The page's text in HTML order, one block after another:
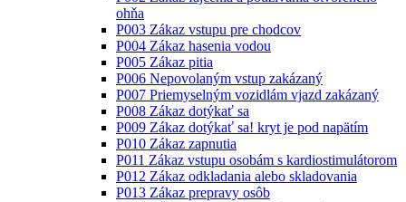
ohňa
P003 Zákaz vstupu pre chodcov
P004 Zákaz hasenia vodou
P005 Zákaz pitia
P006 Nepovolaným vstup zakázaný
P007 Priemyselným vozidlám vjazd zakázaný
P008 Zákaz dotýkať sa
P009 Zákaz dotýkať sa! kryt je pod napätím
P010 Zákaz zapnutia
P011 Zákaz vstupu osobám s kardiostimulátorom
P012 Zákaz odkladania alebo skladovania
P013 Zákaz prepravy osôb